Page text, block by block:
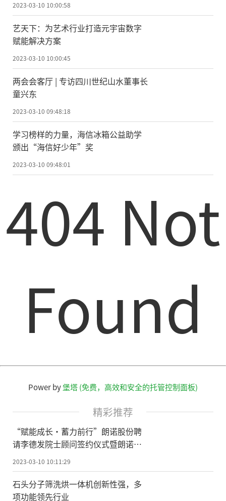
2023-03-10 10:00:58
艺天下：为艺术行业打造元宇宙数字
赋能解决方案
2023-03-10 10:00:45
两会会客厅 | 专访四川世纪山水董事长
童兴东
2023-03-10 09:48:18
学习榜样的力量，海信冰箱公益助学
颁出“海信好少年”奖
2023-03-10 09:48:01
404 Not
Found
Power by堡塔 (免费，高效和安全的托管控制面板)
精彩推荐
“赋能成长·蓄力前行”朗诺股份聘
请李德发院士顾问签约仪式暨朗诺冻
庆祝活动圆满举行！
2023-03-10 10:11:29
石头分子筛洗烘一体机创新性强，多
项功能领先行业